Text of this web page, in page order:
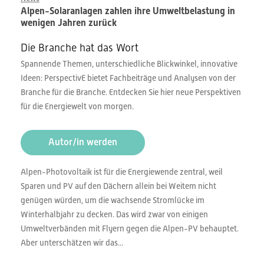
Alpen-Solaranlagen zahlen ihre Umweltbelastung in
wenigen Jahren zurück
Die Branche hat das Wort
Spannende Themen, unterschiedliche Blickwinkel, innovative
Ideen: PerspectivE bietet Fachbeiträge und Analysen von der
Branche für die Branche. Entdecken Sie hier neue Perspektiven
für die Energiewelt von morgen.
Autor/in werden
Alpen-Photovoltaik ist für die Energiewende zentral, weil
Sparen und PV auf den Dächern allein bei Weitem nicht
genügen würden, um die wachsende Stromlücke im
Winterhalbjahr zu decken. Das wird zwar von einigen
Umweltverbänden mit Flyern gegen die Alpen-PV behauptet.
Aber unterschätzen wir das...